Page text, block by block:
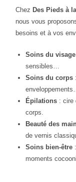
Chez Des Pieds à
nous vous
besoins et à vos
Soins du visage
sensibles…
Soins du corps
enveloppements…
Épilations : cire
corps.
Beauté des
de vernis
Soins bien-être
moments